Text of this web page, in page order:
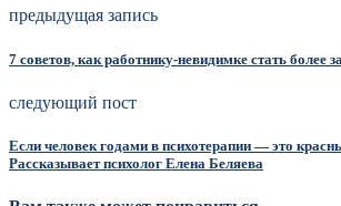
предыдущая запись
7 советов, как работнику-невидимке стать более
следующий пост
Если человек годами в психотерапии — это
Рассказывает психолог Елена Беляева